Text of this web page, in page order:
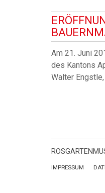
Am 21. Juni
des Kantons
Walter
IMPRESSUM